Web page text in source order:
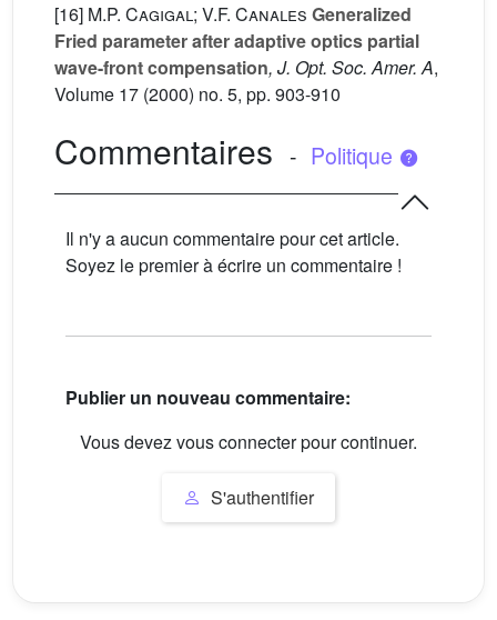
[16] M.P. Cagigal; V.F. Canales Generalized
Fried parameter after adaptive optics partial
wave-front compensation, J. Opt. Soc. Amer. A,
Volume 17 (2000) no. 5, pp. 903-910
Commentaires - Politique
Il n'y a aucun commentaire pour cet article.
Soyez le premier à écrire un commentaire !
Publier un nouveau commentaire:
Vous devez vous connecter pour continuer.
S'authentifier